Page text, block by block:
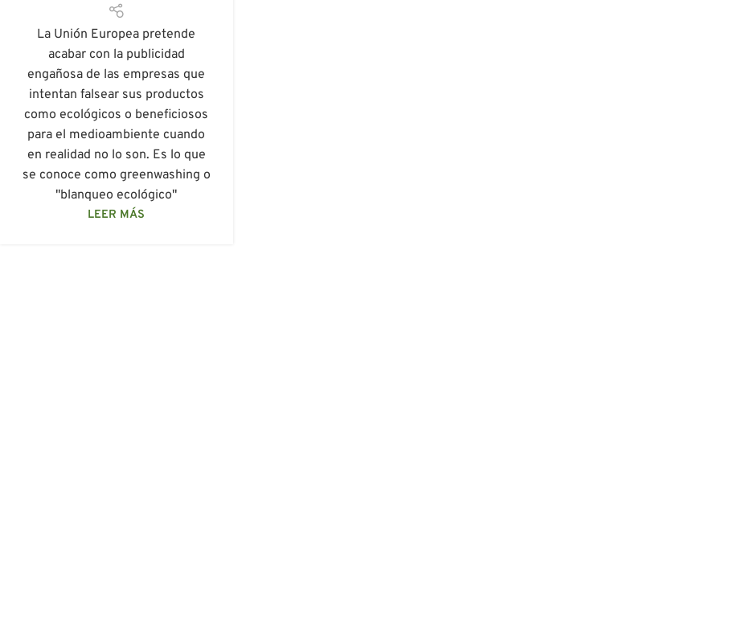
La Unión Europea pretende
acabar con la publicidad
engañosa de las empresas que
intentan falsear sus productos
como ecológicos o beneficiosos
para el medioambiente cuando
en realidad no lo son. Es lo que
se conoce como greenwashing o
"blanqueo ecológico"
LEER MÁS